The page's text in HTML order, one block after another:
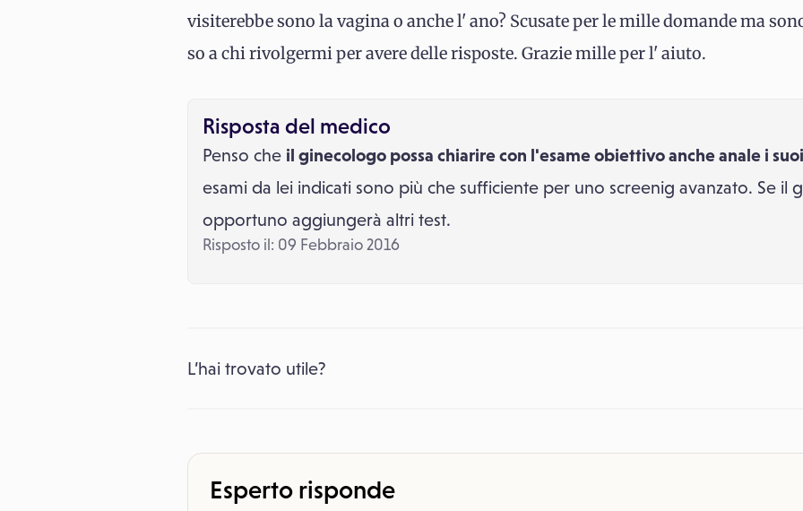
visiterebbe sono la vagina o anche l' ano? Scusate per le mille domande ma
so a chi rivolgermi per avere delle risposte. Grazie mille per l' aiuto.
Risposta del medico
Penso che il ginecologo possa chiarire con l'esame obiettivo anche anale i
esami da lei indicati sono più che sufficiente per uno screenig avanzato. Se il
opportuno aggiungerà altri test.
Risposto il: 09 Febbraio 2016
L’hai trovato utile?
Esperto risponde